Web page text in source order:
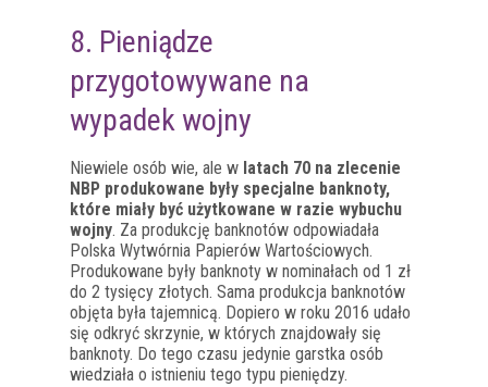
8. Pieniądze
przygotowywane na
wypadek wojny
Niewiele osób wie, ale w latach 70 na zlecenie
NBP produkowane były specjalne banknoty,
które miały być użytkowane w razie wybuchu
wojny. Za produkcję banknotów odpowiadała
Polska Wytwórnia Papierów Wartościowych.
Produkowane były banknoty w nominałach od 1 zł
do 2 tysięcy złotych. Sama produkcja banknotów
objęta była tajemnicą. Dopiero w roku 2016 udało
się odkryć skrzynie, w których znajdowały się
banknoty. Do tego czasu jedynie garstka osób
wiedziała o istnieniu tego typu pieniędzy.